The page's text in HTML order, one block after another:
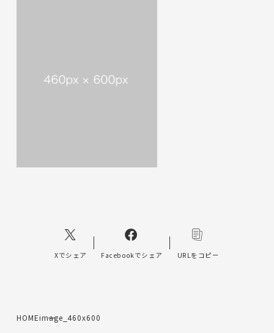
Xでシェア Facebookでシェア URLをコピー
HOMEimage_460x600